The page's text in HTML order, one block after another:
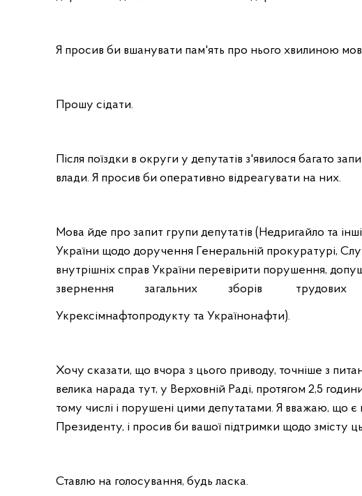
Я просив би вшанувати пам'ять про нього хвилиною
Прошу сідати.
Після поїздки в округи у депутатів з'явилося багато
влади. Я просив би оперативно відреагувати на них.
Мова йде про запит групи депутатів (Недригайло та
України щодо доручення Генеральній прокуратурі,
внутрішніх справ України перевірити порушення,
звернення загальних зборів трудових
Укрексімнафтопродукту та Українонафти).
Хочу сказати, що вчора з цього приводу, точніше з
велика нарада тут, у Верховній Раді, протягом 2,5
тому числі і порушені цими депутатами. Я вважаю, що є
Президенту, і просив би вашої підтримки щодо змісту
Ставлю на голосування, будь ласка.